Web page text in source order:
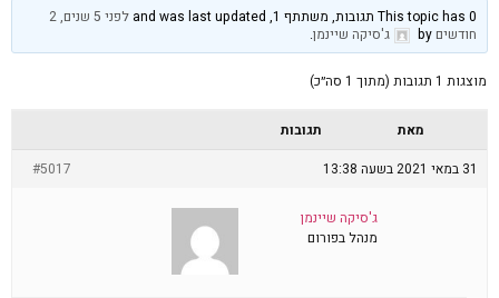
This topic has 0 תגובות, משתתף 1, and was last updated
לפני 5 שנים, 2
חודשים by ג'סיקה שיינמן.
מוצגות 1 תגובות (מתוך 1 סה״כ)
מאת
תגובות
31 במאי 2021 בשעה 13:38
#5017
ג'סיקה שיינמן
מנהל בפורום